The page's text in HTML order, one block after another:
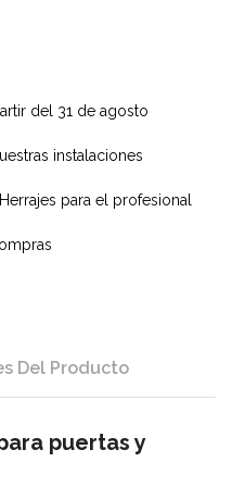
del 31 de agosto
instalaciones
para el profesional
Del Producto
puertas y